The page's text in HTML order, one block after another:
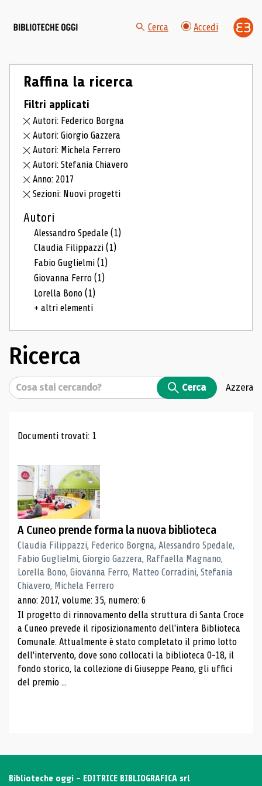
Cerca Accedi
Raffina la ricerca
Filtri applicati
Autori: Federico Borgna
Autori: Giorgio Gazzera
Autori: Michela Ferrero
Autori: Stefania Chiavero
Anno: 2017
Sezioni: Nuovi progetti
Autori
Alessandro Spedale(1)
Claudia Filippazzi(1)
Fabio Guglielmi(1)
Giovanna Ferro(1)
Lorella Bono(1)
+ altri elementi
Ricerca
Cerca Cerca Azzera
Risultati di ricerca
Documenti trovati: 1
A Cuneo prende forma la nuova biblioteca
Claudia Filippazzi, Federico Borgna, Alessandro Spedale,
Fabio Guglielmi, Giorgio Gazzera, Raffaella Magnano,
Lorella Bono, Giovanna Ferro, Matteo Corradini, Stefania
Chiavero, Michela Ferrero
anno: 2017, volume: 35, numero: 6
Il progetto di rinnovamento della struttura di Santa Croce
a Cuneo prevede il riposizionamento dell'intera Biblioteca
Comunale. Attualmente è stato completato il primo lotto
dell'intervento, dove sono collocati la biblioteca 0-18, il
fondo storico, la collezione di Giuseppe Peano, gli uffici
del premio ...
Biblioteche oggi - EDITRICE BIBLIOGRAFICA srl